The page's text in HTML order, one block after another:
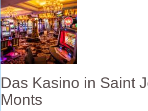
Das Kasino in Saint
Monts